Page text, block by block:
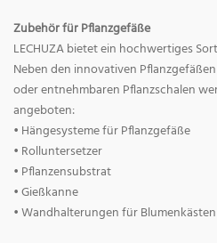
Zubehör für Pflanzgefäße
LECHUZA bietet ein hochwertiges
Neben den innovativen
oder entnehmbaren Pflanzschalen
angeboten:
• Hängesysteme für Pflanzgefäße
• Rolluntersetzer
• Pflanzensubstrat
• Gießkanne
• Wandhalterungen für Blumenkästen